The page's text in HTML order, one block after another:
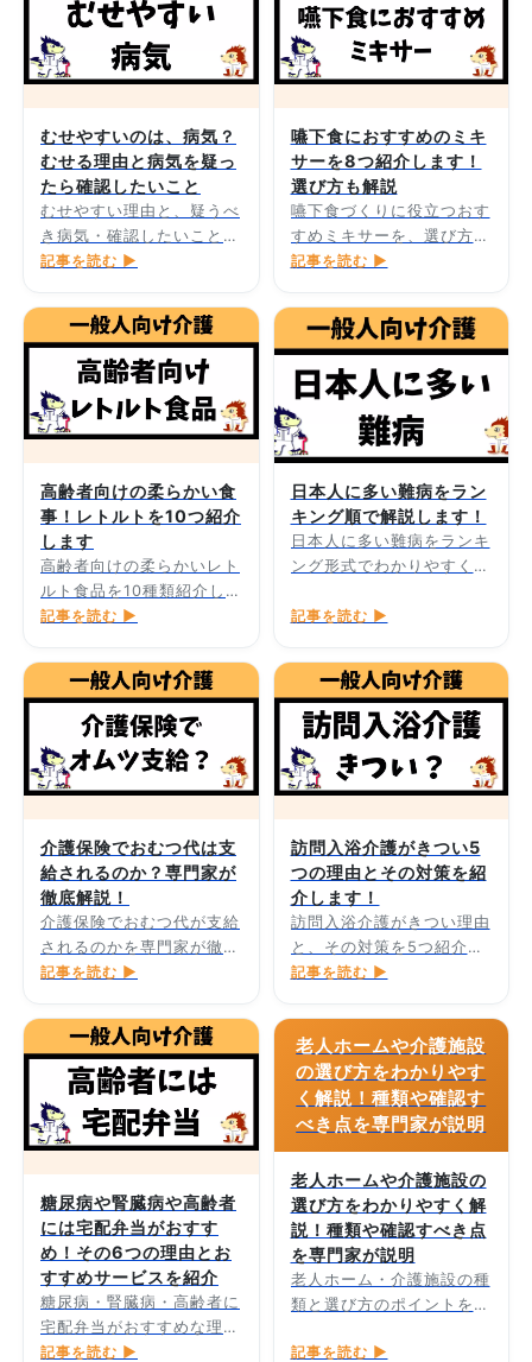
むせやすいのは、病気？
むせる理由と病気を疑っ
たら確認したいこと
むせやすい理由と、疑うべ
き病気・確認したいことを
解説します。
記事を読む ▶
嚥下食におすすめのミキ
サーを8つ紹介します！
選び方も解説
嚥下食づくりに役立つおす
すめミキサーを、選び方と
あわせて紹介します。
記事を読む ▶
高齢者向けの柔らかい食
事！レトルトを10つ紹介
します
高齢者向けの柔らかいレト
ルト食品を10種類紹介し
ます。
記事を読む ▶
日本人に多い難病をラン
キング順で解説します！
日本人に多い難病をランキ
ング形式でわかりやすく解
記事を読む ▶
介護保険でおむつ代は支
給されるのか？専門家が
徹底解説！
介護保険でおむつ代が支給
されるのかを専門家が徹底
解説します。
記事を読む ▶
訪問入浴介護がきつい5
つの理由とその対策を紹
介します！
訪問入浴介護がきつい理由
と、その対策を5つ紹介し
ます。
記事を読む ▶
糖尿病や腎臓病や高齢者
には宅配弁当がおすす
め！その6つの理由とお
すすめサービスを紹介
糖尿病・腎臓病・高齢者に
宅配弁当がおすすめな理由
とサービスを紹介します。
記事を読む ▶
老人ホームや介護施設
の選び方をわかりやす
く解説！種類や確認す
べき点を専門家が説明
老人ホームや介護施設の
選び方をわかりやすく解
説！種類や確認すべき点
を専門家が説明
老人ホーム・介護施設の種
類と選び方のポイントを専
記事を読む ▶